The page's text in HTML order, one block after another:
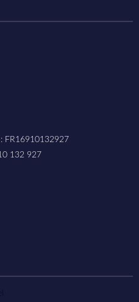
FR16910132927
132 927